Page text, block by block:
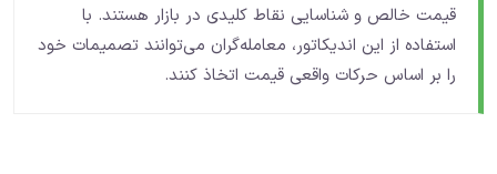
قیمت خالص و شناسایی نقاط کلیدی در بازار هستند. با
استفاده از این اندیکاتور، معامله‌گران می‌توانند تصمیمات خود
را بر اساس حرکات واقعی قیمت اتخاذ کنند.